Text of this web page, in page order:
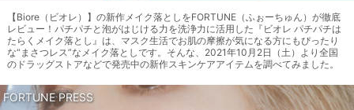
【Biore（ビオレ）】の新作メイク落としをFORTUNE（ふぉーちゅん）が徹底
レビュー！パチパチと泡がはじける力を洗浄力に活用した『ビオレ パチパチは
たらくメイク落とし』は、マスク生活でお肌の摩擦が気になる方にもぴったり
な“まさつレス”なメイク落としです。そんな、2021年10月2日（土）より全国
のドラッグストアなどで発売中の新作スキンケアアイテムを調べてみました。
FORTUNE PRESS